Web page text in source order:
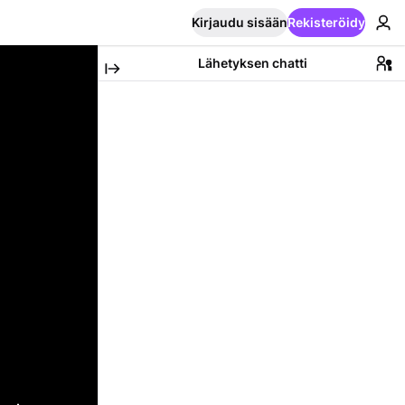
Kirjaudu sisäänRekisteröidy
Lähetyksen chatti